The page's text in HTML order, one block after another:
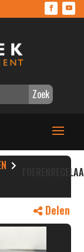
Zoek
Delen